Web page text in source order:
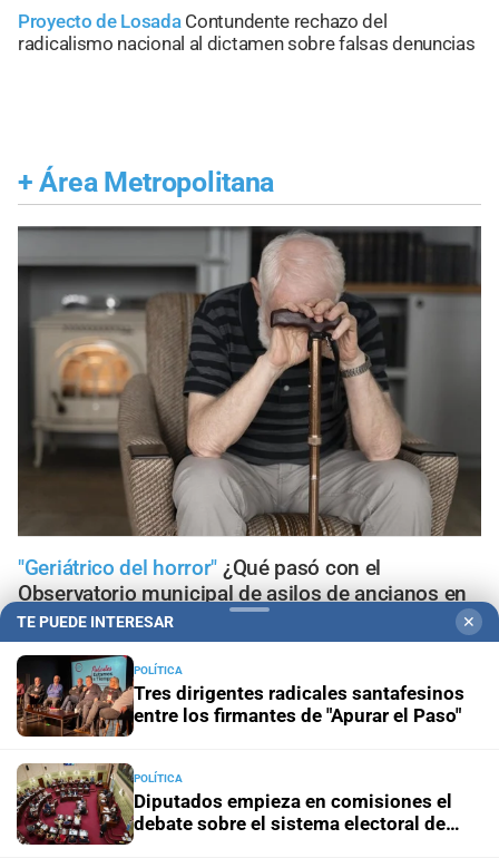
Proyecto de Losada Contundente rechazo del
radicalismo nacional al dictamen sobre falsas denuncias
+ Área Metropolitana
"Geriátrico del horror" ¿Qué pasó con el
Observatorio municipal de asilos de ancianos en
la ciudad de Santa Fe?
Ante el fenómeno de El Niño
Santa Fe del agua: dónde están los 54 puntos de
bombeo
ClimaQué dice el pronóstico de este sábado en la ciudad
de Santa Fe
TE PUEDE INTERESAR ✕
POLÍTICA
Tres dirigentes radicales santafesinos
entre los firmantes de "Apurar el Paso"
POLÍTICA
Diputados empieza en comisiones el
debate sobre el sistema electoral de